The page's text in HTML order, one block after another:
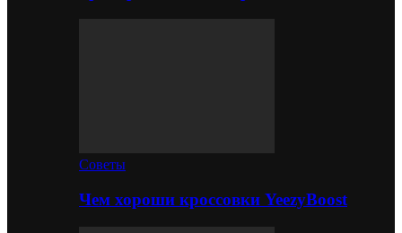
Советы
Чем хороши кроссовки YeezyBoost